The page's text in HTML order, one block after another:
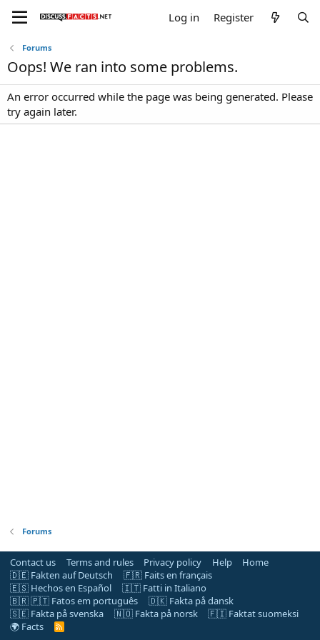
Log in Register
Forums
Oops! We ran into some problems.
An error occurred while the page was being generated. Please
try again later.
Forums
Contact us Terms and rules Privacy policy Help
Home
🇩🇪 Fakten auf Deutsch
🇫🇷 Faits en français
🇪🇸 Hechos en Español
🇮🇹 Fatti in Italiano
🇧🇷 🇵🇹 Fatos em português
🇩🇰 Fakta på dansk
🇸🇪 Fakta på svenska
🇳🇴 Fakta på norsk
🇫🇮 Faktat suomeksi
🌍 Facts
R